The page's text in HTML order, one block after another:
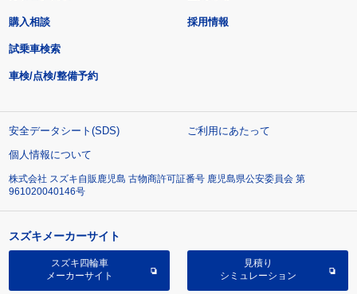
購入相談
試乗車検索
車検/点検/整備予約
採用情報
安全データシート(SDS)
ご利用にあたって
個人情報について
株式会社 スズキ自販鹿児島 古物商許可証番号 鹿児島県公安委員会 第
961020040146号
スズキメーカーサイト
スズキ四輪車
メーカーサイト
見積り
シミュレーション